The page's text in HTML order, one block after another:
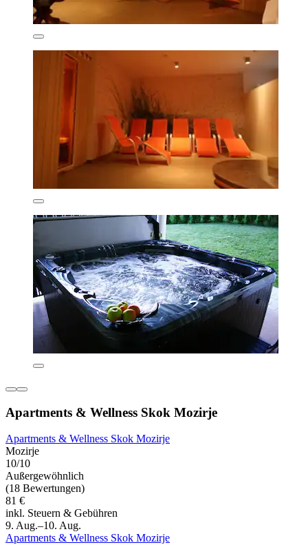
Apartments & Wellness Skok Mozirje
Apartments & Wellness Skok Mozirje
Mozirje
10/10
Außergewöhnlich
(18 Bewertungen)
81 €
inkl. Steuern & Gebühren
9. Aug.–10. Aug.
Apartments & Wellness Skok Mozirje